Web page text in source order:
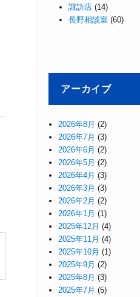
諏訪店(14)
長野相談室(60)
アーカイブ
2026年8月 (2)
2026年7月 (3)
2026年6月 (2)
2026年5月 (2)
2026年4月 (3)
2026年3月 (3)
2026年2月 (2)
2026年1月 (1)
2025年12月 (4)
2025年11月 (4)
2025年10月 (1)
2025年9月 (2)
2025年8月 (3)
2025年7月 (5)